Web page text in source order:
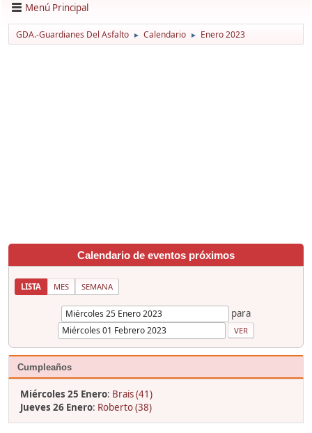
Menú Principal
GDA.-Guardianes Del Asfalto ► Calendario ► Enero 2023
Calendario de eventos próximos
LISTA MES SEMANA
para
Cumpleaños
Miércoles 25 Enero: Brais (41)
Jueves 26 Enero: Roberto (38)